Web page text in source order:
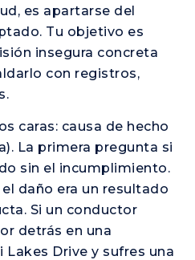
es apartarse del
Tu objetivo es
insegura concreta
con registros,
caras: causa de hecho
La primera pregunta si
sin el incumplimiento.
daño era un resultado
Si un conductor
detrás en una
Drive y sufres una